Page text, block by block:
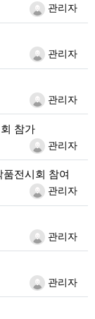
등록자관리자
등록자관리자
등록자관리자
참가
등록자관리자
전시회 참여
등록자관리자
등록자관리자
등록자관리자